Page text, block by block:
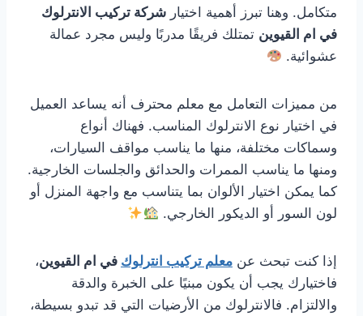
متكامل. وهنا تبرز أهمية اختيار شركة تركيب الانترلوك
في ام القيوين تمتلك فريقًا مدربًا وليس مجرد عمالة
عشوائية.
من مميزات التعامل مع معلم محترف أنه يساعد العميل
في اختيار نوع الانترلوك المناسب. فهناك أنواع
وسماكات مختلفة، منها ما يناسب مواقف السيارات،
ومنها ما يناسب الممرات والحدائق والجلسات الخارجية.
كما يمكن اختيار الألوان بما يتناسب مع واجهة المنزل أو
لون السور أو الديكور الخارجي.
إذا كنت تبحث عن معلم تركيب انترلوك في ام القيوين،
فاختيارك يجب أن يكون مبنيًا على الخبرة والدقة
والالتزام. فالانترلوك من الأرضيات التي قد تبدو بسيطة،